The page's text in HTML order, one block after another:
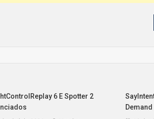
6 E Spotter 2
Demand